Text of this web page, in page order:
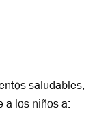
saludables,
a los niños a: